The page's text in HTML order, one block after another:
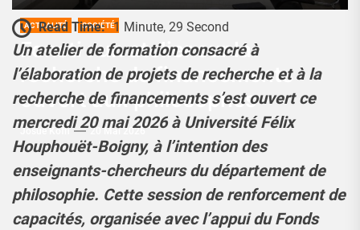
ACTUALITÉ SOCIÉTÉ
Fonsti : un atelier sur la
recherche de financements
ouvert aux philosophes
Josué Koffi 20 Mai 2026
Read Time: 1 Minute, 29 Second
Un atelier de formation consacré à
l’élaboration de projets de recherche et à la
recherche de financements s’est ouvert ce
mercredi 20 mai 2026 à Université Félix
Houphouët-Boigny, à l’intention des
enseignants-chercheurs du département de
philosophie. Cette session de renforcement de
capacités, organisée avec l’appui du Fonds